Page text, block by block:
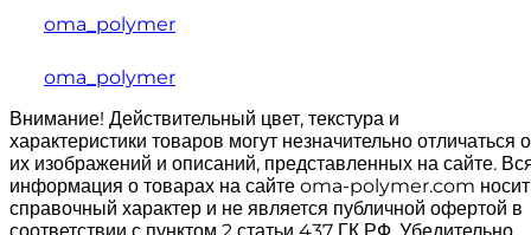
oma_polymer
oma_polymer
Внимание! Действительный цвет, текстура и
характеристики товаров могут незначительно отличаться
их изображений и описаний, представленных на сайте.
информация о товарах на сайте oma-polymer.com носит
справочный характер и не является публичной офертой в